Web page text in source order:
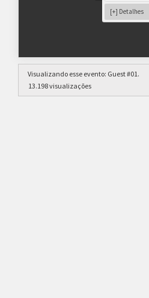
[+] Detalhes
Visualizando esse evento: Guest #01.
13.198 visualizações